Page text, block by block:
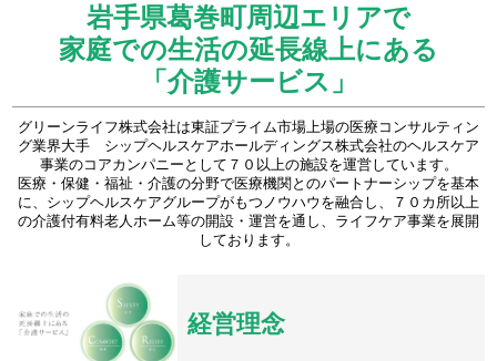
岩手県葛巻町周辺エリアで
家庭での生活の延長線上にある
「介護サービス」
グリーンライフ株式会社は東証プライム市場上場の医療コンサルティン
グ業界大手 シップヘルスケアホールディングス株式会社のヘルスケア
事業のコアカンパニーとして７０以上の施設を運営しています。
医療・保健・福祉・介護の分野で医療機関とのパートナーシップを基本
に、シップヘルスケアグループがもつノウハウを融合し、７０カ所以上
の介護付有料老人ホーム等の開設・運営を通し、ライフケア事業を展開
しております。
経営理念